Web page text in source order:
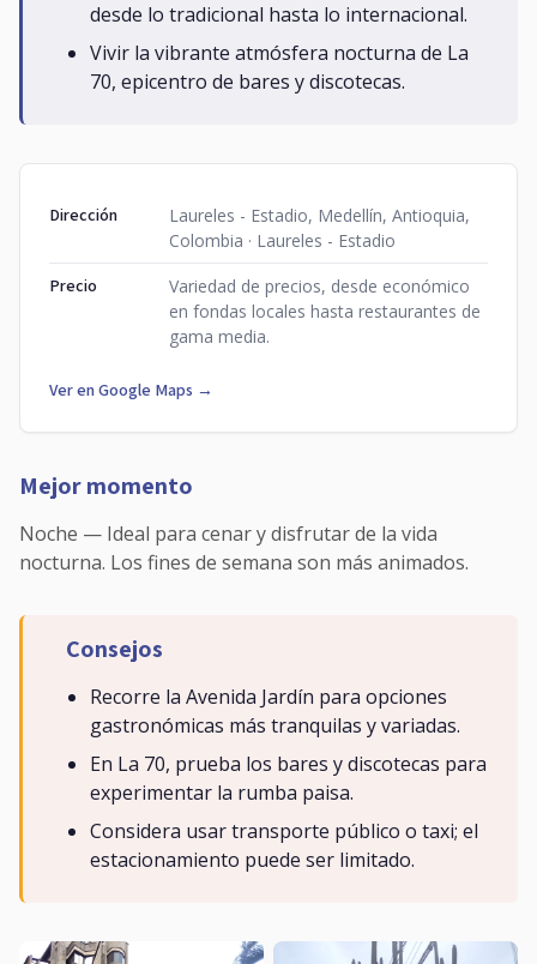
desde lo tradicional hasta lo internacional.
Vivir la vibrante atmósfera nocturna de La
70, epicentro de bares y discotecas.
Dirección
Laureles - Estadio, Medellín, Antioquia,
Colombia · Laureles - Estadio
Precio
Variedad de precios, desde económico
en fondas locales hasta restaurantes de
gama media.
Ver en Google Maps →
Mejor momento
Noche — Ideal para cenar y disfrutar de la vida
nocturna. Los fines de semana son más animados.
Consejos
Recorre la Avenida Jardín para opciones
gastronómicas más tranquilas y variadas.
En La 70, prueba los bares y discotecas para
experimentar la rumba paisa.
Considera usar transporte público o taxi; el
estacionamiento puede ser limitado.